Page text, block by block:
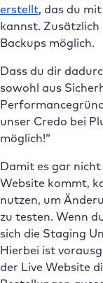
erstellt, das du
kannst. Zusätzlich
Backups möglich.
Dass du dir
sowohl aus
unser Credo bei
möglich!“
Damit es gar
Website kommt,
nutzen, um
zu testen. Wenn
sich die Staging
Hierbei ist
der Live Website